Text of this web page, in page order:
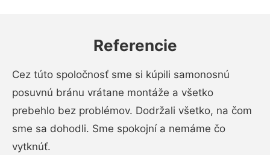
Referencie
Cez túto spoločnosť sme si kúpili samonosnú
posuvnú bránu vrátane montáže a všetko
prebehlo bez problémov. Dodržali všetko, na čom
sme sa dohodli. Sme spokojní a nemáme čo
vytknúť.